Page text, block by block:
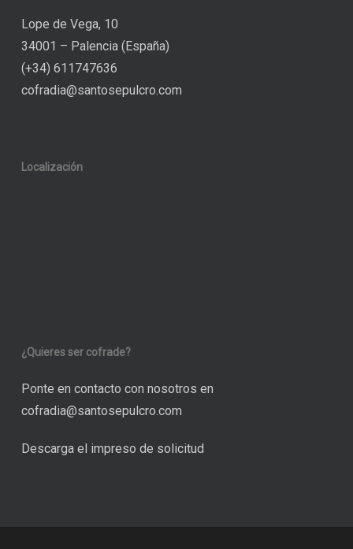
Lope de Vega, 10
34001 – Palencia (España)
(+34) 611747636
cofradia@santosepulcro.com
Localización
¿Quieres ser cofrade?
Ponte en contacto con nosotros en
cofradia@santosepulcro.com
Descarga el impreso de solicitud